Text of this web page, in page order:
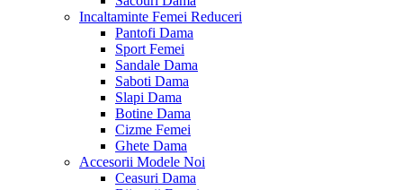
Incaltaminte Femei Reduceri
Pantofi Dama
Sport Femei
Sandale Dama
Saboti Dama
Slapi Dama
Botine Dama
Cizme Femei
Ghete Dama
Accesorii Modele Noi
Ceasuri Dama